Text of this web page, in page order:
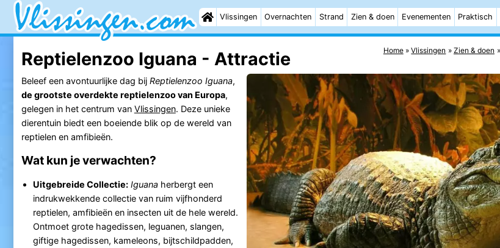
Vlissingen Overnachten Strand Zien & doen Evenementen Praktisch
Home Vlissingen Zien & doen
Reptielenzoo Iguana - Attractie
Beleef een avontuurlijke dag bij Reptielenzoo Iguana,
de grootste overdekte reptielenzoo van Europa,
gelegen in het centrum van Vlissingen. Deze unieke
dierentuin biedt een boeiende blik op de wereld van
reptielen en amfibieën.
Wat kun je verwachten?
Uitgebreide Collectie: Iguanaherbergt een
indrukwekkende collectie van ruim vijfhonderd
reptielen, amfibieën en insecten uit de hele wereld.
Ontmoet grote hagedissen, leguanen, slangen,
giftige hagedissen, kameleons, bijtschildpadden,